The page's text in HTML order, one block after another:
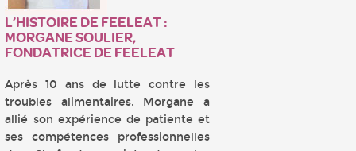
L’HISTOIRE DE FEELEAT :
MORGANE SOULIER,
FONDATRICE DE FEELEAT
Après 10 ans de lutte contre les
troubles alimentaires, Morgane a
allié son expérience de patiente et
ses compétences professionnelles